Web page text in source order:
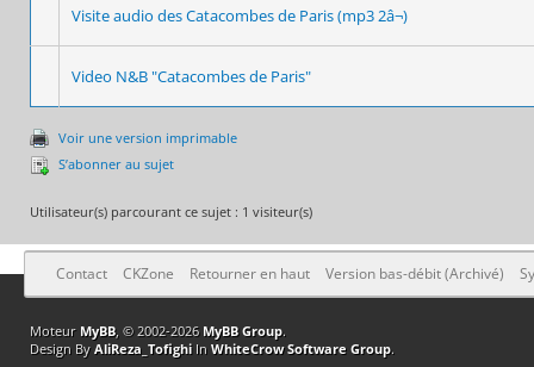
Visite audio des Catacombes de Paris (mp3 2â¬)
Video N&B "Catacombes de Paris"
Voir une version imprimable
S’abonner au sujet
Utilisateur(s) parcourant ce sujet : 1 visiteur(s)
Contact CKZone Retourner en haut Version bas-débit (Archivé)
Moteur MyBB, © 2002-2026 MyBB Group.
Design By AliReza_TofighiIn WhiteCrow Software Group.